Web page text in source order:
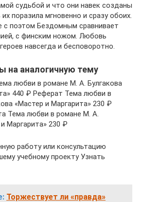
судьбой и что они навек созданы
поразила мгновенно и сразу обоих.
с поэтом Бездомным сравнивает
с финским ножом. Любовь
навсегда и бесповоротно.
на аналогичную тему
любви в романе М. А. Булгакова
440 ₽ Реферат Тема любви в
«Мастер и Маргарита» 230 ₽
Тема любви в романе М. А.
Маргарита» 230 ₽
работу или консультацию
учебному проекту Узнать
Торжествует ли «правда»